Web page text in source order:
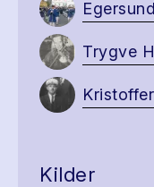
Trygve
Kilder